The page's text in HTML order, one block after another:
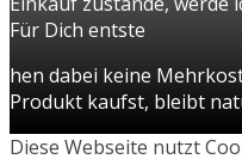
Für Dich entste
hen dabei keine
Produkt kaufst, bleibt
Diese Webseite nutzt